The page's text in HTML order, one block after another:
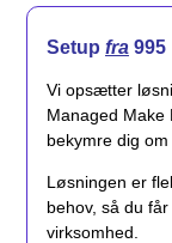
Setup fra 995
Vi opsætter
Managed Make
bekymre dig om
Løsningen er
behov, så du
virksomhed.